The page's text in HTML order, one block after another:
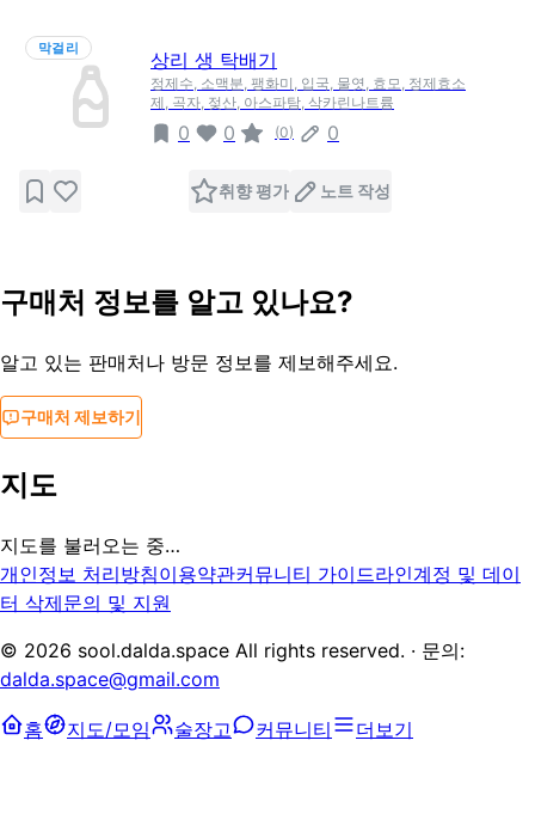
막걸리
상리 생 탁배기
정제수, 소맥분, 팽화미, 입국, 물엿, 효모, 정제효소
제, 곡자, 젖산, 아스파탐, 삭카린나트륨
0 0 (0) 0
취향 평가 노트 작성
구매처 정보를 알고 있나요?
알고 있는 판매처나 방문 정보를 제보해주세요.
구매처 제보하기
지도
지도를 불러오는 중…
개인정보 처리방침이용약관커뮤니티 가이드라인계정 및 데이
터 삭제문의 및 지원
© 2026 sool.dalda.space All rights reserved. · 문의:
dalda.space@gmail.com
홈 지도/모임 술장고 커뮤니티 더보기